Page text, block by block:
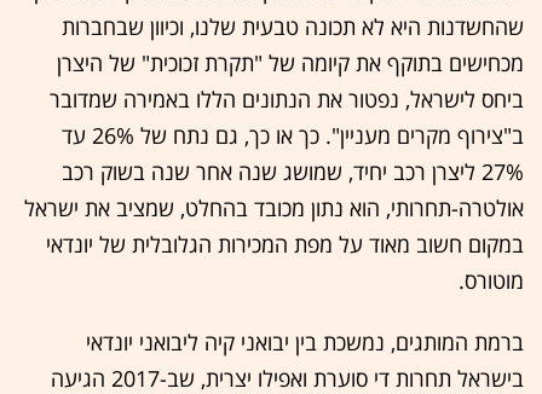
שהחשדנות היא לא תכונה טבעית שלנו, וכיוון שבחברות
מכחישים בתוקף את קיומה של "תקרת זכוכית" של היצרן
ביחס לישראל, נפטור את הנתונים הללו באמירה שמדובר
ב"צירוף מקרים מעניין". כך או כך, גם נתח של 26% עד
27% ליצרן רכב יחיד, שמושג שנה אחר שנה בשוק רכב
אולטרה-תחרותי, הוא נתון מכובד בהחלט, שמציב את ישראל
במקום חשוב מאוד על מפת המכירות הגלובלית של יונדאי
מוטורס.
ברמת המותגים, נמשכת בין יבואני קיה ליבואני יונדאי
בישראל תחרות די סוערת ואפילו יצרית, שב-2017 הגיעה